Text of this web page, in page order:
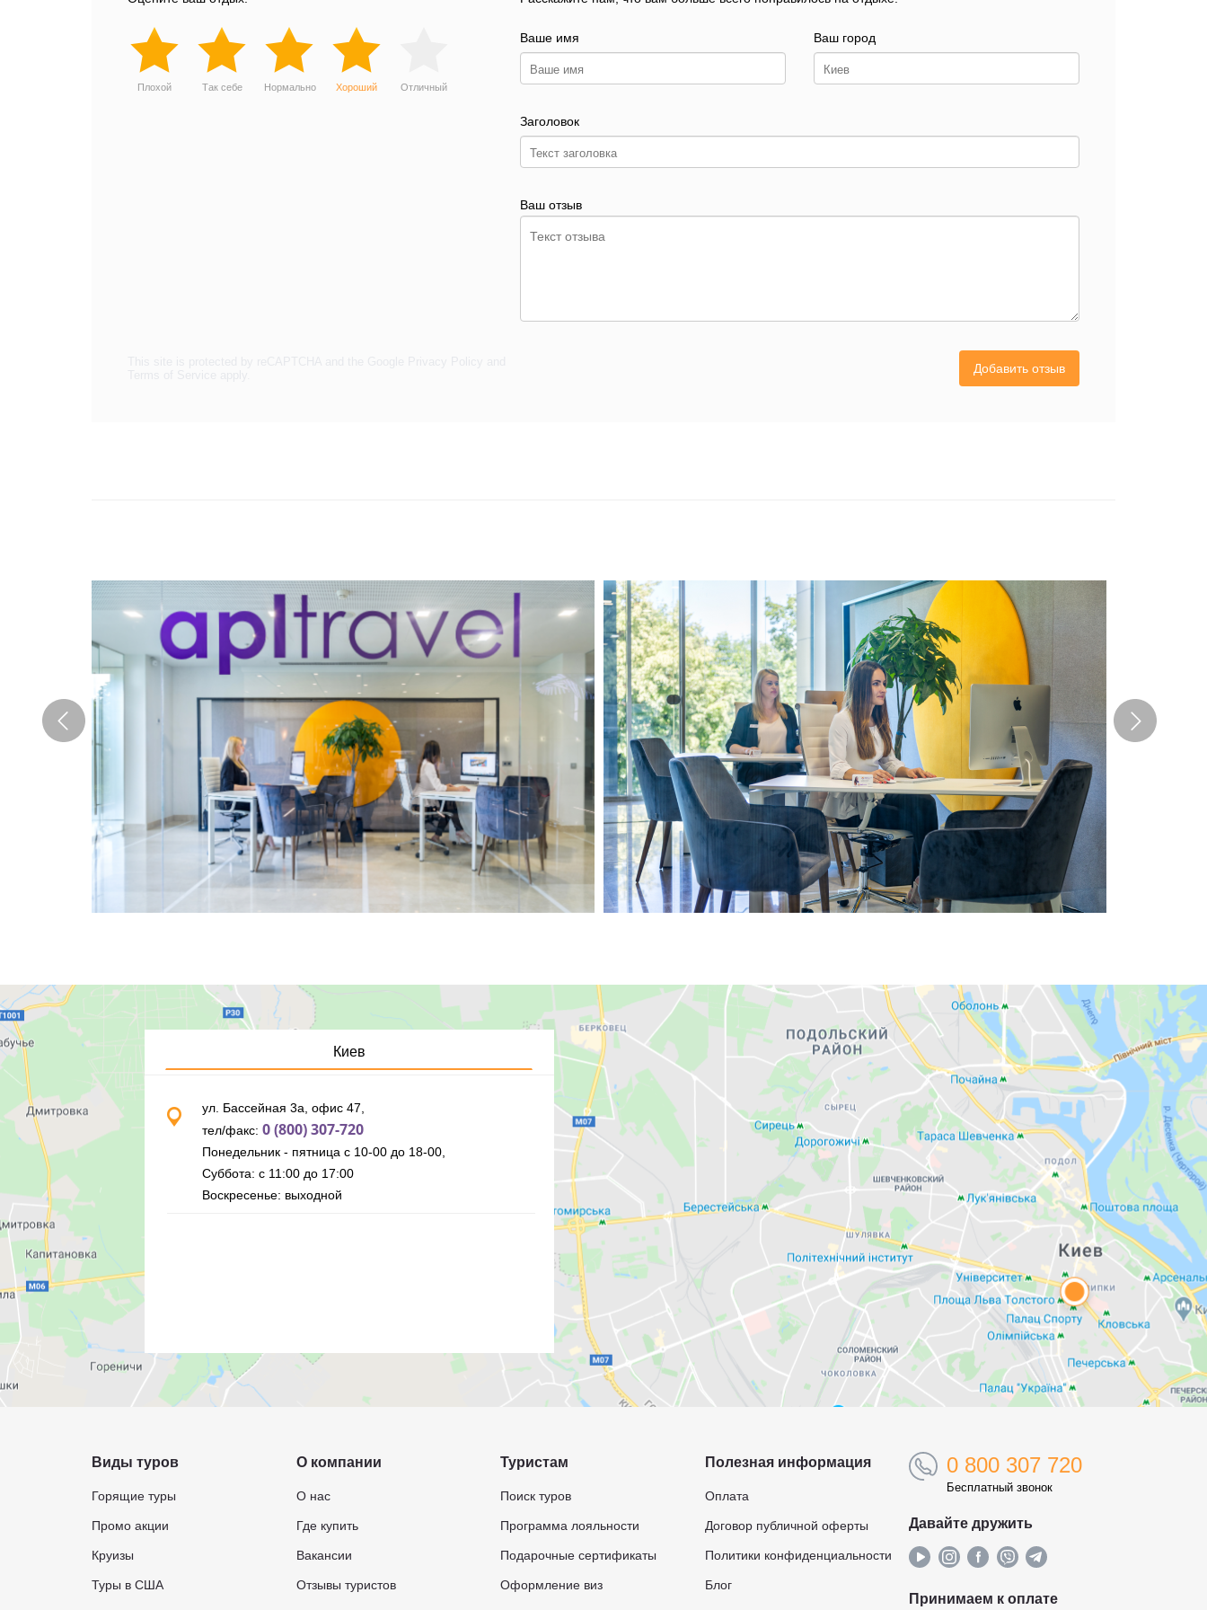
Плохой Так себе Нормально Хороший Отличный
Ваше имя Ваш город
Заголовок
Ваш отзыв
Добавить отзыв
Киев
ул. Бассейная 3а, офис 47,
тел/факс: 0 (800) 307-720
Понедельник - пятница с 10-00 до 18-00,
Суббота: с 11:00 до 17:00
Воскресенье: выходной
Виды туров
Горящие туры
Промо акции
Круизы
Туры в США
О компании
О нас
Где купить
Вакансии
Отзывы туристов
Туристам
Поиск туров
Программа лояльности
Подарочные сертификаты
Оформление виз
Полезная информация
Оплата
Договор публичной оферты
Политики конфиденциальности
Блог
0 800 307 720
Бесплатный звонок
Давайте дружить
Принимаем к оплате